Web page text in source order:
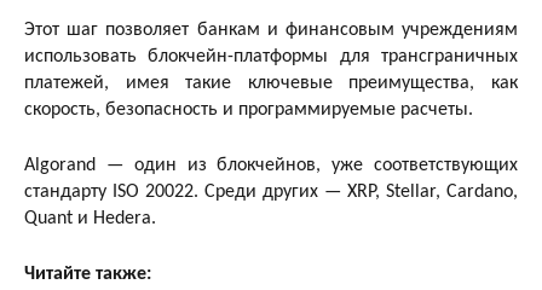
Этот шаг позволяет банкам и финансовым учреждениям
использовать блокчейн-платформы для трансграничных
платежей, имея такие ключевые преимущества, как
скорость, безопасность и программируемые расчеты.
Algorand — один из блокчейнов, уже соответствующих
стандарту ISO 20022. Среди других — XRP, Stellar, Cardano,
Quant и Hedera.
Читайте также: